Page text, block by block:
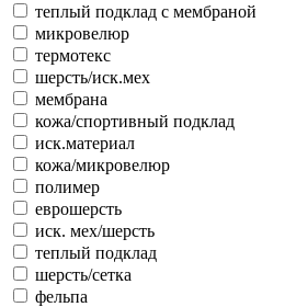
теплый подклад с мембраной
микровелюр
термотекс
шерсть/иск.мех
мембрана
кожа/спортивный подклад
иск.материал
кожа/микровелюр
полимер
еврошерсть
иск. мех/шерсть
теплый подклад
шерсть/сетка
фельпа